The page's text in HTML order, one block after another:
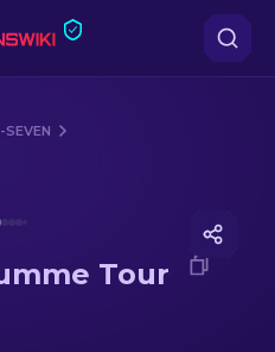
SEVEN
Tour